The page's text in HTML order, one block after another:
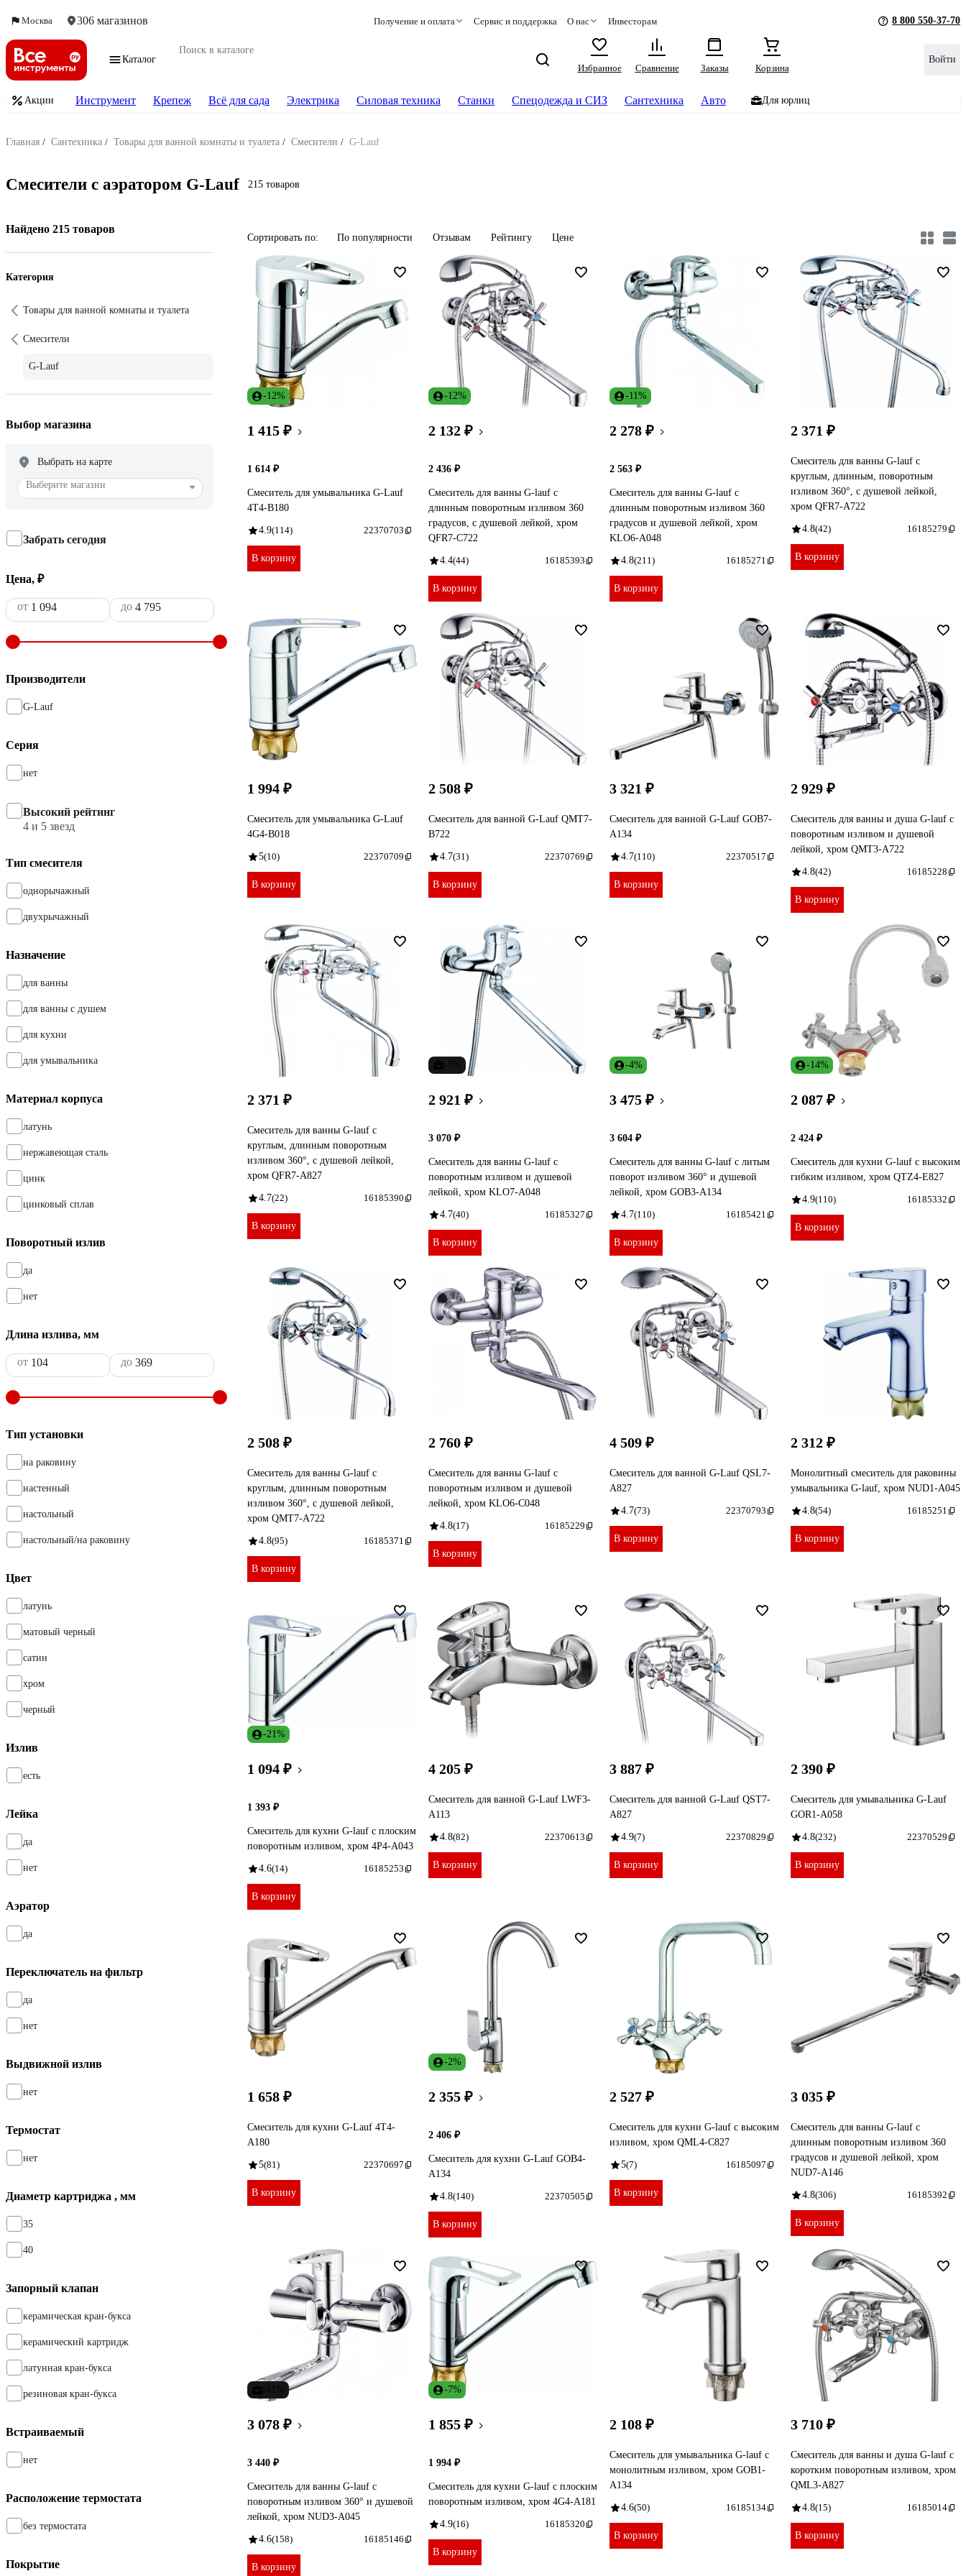
Москва 306 магазинов Получение и оплата Сервис и поддержка О нас Инвесторам 8 800 550-37-70
Каталог
Избранное
Сравнение Заказы Корзина
Войти
Акции Инструмент Крепеж Всё для сада Электрика Силовая техника Станки Спецодежда и СИЗ Сантехника Авто Для юрлиц
Главная / Сантехника / Товары для ванной комнаты и туалета / Смесители / G-Lauf
Смесители с аэратором G-Lauf 215 товаров
Найдено 215 товаров
Категория
Товары для ванной комнаты и туалета
Смесители
G-Lauf
Выбор магазина
Выбрать на карте
Выберите магазин
Забрать сегодня
Цена, ₽
от до
Производители
G-Lauf
Серия
нет
Высокий рейтинг
4 и 5 звезд
Тип смесителя
однорычажный
двухрычажный
Назначение
для ванны
для ванны с душем
для кухни
для умывальника
Материал корпуса
латунь
нержавеющая сталь
цинк
цинковый сплав
Поворотный излив
да
нет
Длина излива, мм
от до
Тип установки
на раковину
настенный
настольный
настольный/на раковину
Цвет
латунь
матовый черный
сатин
хром
черный
Излив
есть
Лейка
да
нет
Аэратор
да
Переключатель на фильтр
да
нет
Выдвижной излив
нет
Термостат
нет
Диаметр картриджа , мм
35
40
Запорный клапан
керамическая кран-букса
керамический картридж
латунная кран-букса
резиновая кран-букса
Встраиваемый
нет
Расположение термостата
без термостата
Покрытие
Сортировать по: По популярности Отзывам Рейтингу Цене
-12%
1 415 ₽
1 614 ₽
Смеситель для умывальника G-Lauf
4T4-B180
4.9(114) 22370703
В корзину
-12%
2 132 ₽
2 436 ₽
Смеситель для ванны G-lauf с
длинным поворотным изливом 360
градусов, с душевой лейкой, хром
QFR7-C722
4.4(44) 16185393
В корзину
-11%
2 278 ₽
2 563 ₽
Смеситель для ванны G-lauf с
длинным поворотным изливом 360
градусов и душевой лейкой, хром
KLO6-A048
4.8(211) 16185271
В корзину
2 371 ₽
Смеситель для ванны G-lauf с
круглым, длинным, поворотным
изливом 360°, с душевой лейкой,
хром QFR7-A722
4.8(42) 16185279
В корзину
1 994 ₽
Смеситель для умывальника G-Lauf
4G4-B018
5(10) 22370709
В корзину
2 508 ₽
Смеситель для ванной G-Lauf QMT7-
B722
4.7(31) 22370769
В корзину
3 321 ₽
Смеситель для ванной G-Lauf GOB7-
A134
4.7(110) 22370517
В корзину
2 929 ₽
Смеситель для ванны и душа G-lauf с
поворотным изливом и душевой
лейкой, хром QMT3-A722
4.8(42) 16185228
В корзину
2 371 ₽
Смеситель для ванны G-lauf с
круглым, длинным поворотным
изливом 360°, с душевой лейкой,
хром QFR7-A827
4.7(22) 16185390
В корзину
2 921 ₽
3 070 ₽
Смеситель для ванны G-lauf с
поворотным изливом и душевой
лейкой, хром KLO7-A048
4.7(40) 16185327
В корзину
-4%
3 475 ₽
3 604 ₽
Смеситель для ванны G-lauf с литым
поворот изливом 360° и душевой
лейкой, хром GOB3-A134
4.7(110) 16185421
В корзину
-14%
2 087 ₽
2 424 ₽
Смеситель для кухни G-lauf с высоким
гибким изливом, хром QTZ4-E827
4.9(110) 16185332
В корзину
2 508 ₽
Смеситель для ванны G-lauf с
круглым, длинным поворотным
изливом 360°, с душевой лейкой,
хром QMT7-A722
4.8(95) 16185371
В корзину
2 760 ₽
Смеситель для ванны G-lauf с
поворотным изливом и душевой
лейкой, хром KLO6-C048
4.8(17) 16185229
В корзину
4 509 ₽
Смеситель для ванной G-Lauf QSL7-
A827
4.7(73) 22370793
В корзину
2 312 ₽
Монолитный смеситель для раковины
умывальника G-lauf, хром NUD1-A045
4.8(54) 16185251
В корзину
-21%
1 094 ₽
1 393 ₽
Смеситель для кухни G-lauf с плоским
поворотным изливом, хром 4P4-A043
4.6(14) 16185253
В корзину
4 205 ₽
Смеситель для ванной G-Lauf LWF3-
A113
4.8(82) 22370613
В корзину
3 887 ₽
Смеситель для ванной G-Lauf QST7-
A827
4.9(7) 22370829
В корзину
2 390 ₽
Смеситель для умывальника G-Lauf
GOR1-A058
4.8(232) 22370529
В корзину
1 658 ₽
Смеситель для кухни G-Lauf 4T4-
A180
5(81) 22370697
В корзину
-2%
2 355 ₽
2 406 ₽
Смеситель для кухни G-Lauf GOB4-
A134
4.8(140) 22370505
В корзину
2 527 ₽
Смеситель для кухни G-lauf с высоким
изливом, хром QML4-C827
5(7) 16185097
В корзину
3 035 ₽
Смеситель для ванны G-lauf с
длинным поворотным изливом 360
градусов и душевой лейкой, хром
NUD7-A146
4.8(306) 16185392
В корзину
3 078 ₽
3 440 ₽
Смеситель для ванны G-lauf с
поворотным изливом 360° и душевой
лейкой, хром NUD3-A045
4.6(158) 16185146
В корзину
-7%
1 855 ₽
1 994 ₽
Смеситель для кухни G-lauf с плоским
поворотным изливом, хром 4G4-A181
4.9(16) 16185320
В корзину
2 108 ₽
Смеситель для умывальника G-lauf с
монолитным изливом, хром GOB1-
A134
4.6(50) 16185134
В корзину
3 710 ₽
Смеситель для ванны и душа G-lauf с
коротким поворотным изливом, хром
QML3-A827
4.8(15) 16185014
В корзину